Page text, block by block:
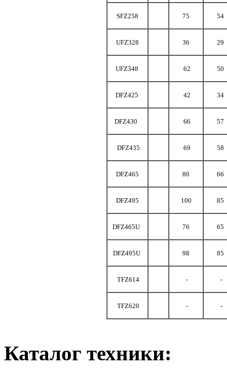
SFZ258 75 54
UFZ328 36 29
UFZ348 62 50
DFZ425 42 34
DFZ430 66 57
DFZ435 69 58
DFZ465 80 66
DFZ495 100 85
DFZ465U 76 65
DFZ495U 98 85
TFZ614 - -
TFZ620 - -
Каталог техники: